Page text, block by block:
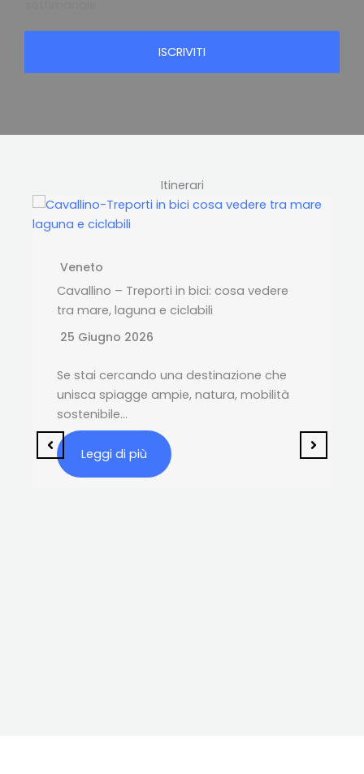
ISCRIVITI
Itinerari
Veneto
Cavallino – Treporti in bici: cosa vedere
tra mare, laguna e ciclabili
25 Giugno 2026
Se stai cercando una destinazione che
unisca spiagge ampie, natura, mobilità
sostenibile…
Leggi di più